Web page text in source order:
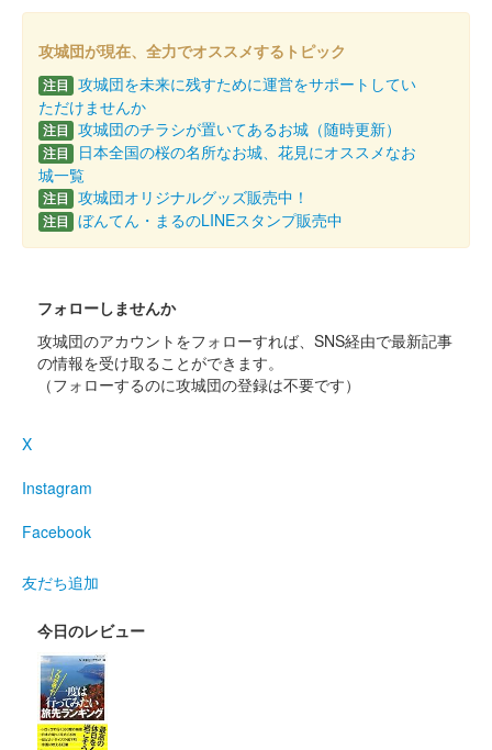
和歌山城公園動物園で限定販売されている御城印の第4弾。文字
は印刷、家紋・絵柄は押印の仕様になっている。2026年1月1日
より発売開始。
和歌山城 御城印 築城440年記念 和
紙版
和歌山城 御城印 築城440年記念の吉野杉版の別バージョン
和歌山城 御城印 令和八年新春限定
和歌山城 切り絵御城印
年度の切り絵御城印。令和七年度のものよりも大判になってい
る。「令和八丙午歳」の文言入り。
和歌山城 御城印
販売終了
攻城団が現在、全力でオススメするトピック
注目 攻城団を未来に残すために運営をサポートしてい
ただけませんか
注目 攻城団のチラシが置いてあるお城（随時更新）
注目
日本全国の桜の名所なお城、花見にオススメなお
城一覧
注目 攻城団オリジナルグッズ販売中！
注目 ぼんてん・まるのLINEスタンプ販売中
フォローしませんか
攻城団のアカウントをフォローすれば、SNS経由で最新記事
の情報を受け取ることができます。
（フォローするのに攻城団の登録は不要です）
X
Instagram
Facebook
友だち追加
今日のレビュー